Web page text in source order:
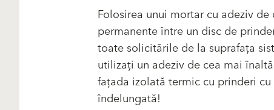
Folosirea unui mortar cu adeziv
permanente între un disc de
toate solicitările de la suprafața
utilizați un adeziv de cea mai
fațada izolată termic cu prinderi
îndelungată!